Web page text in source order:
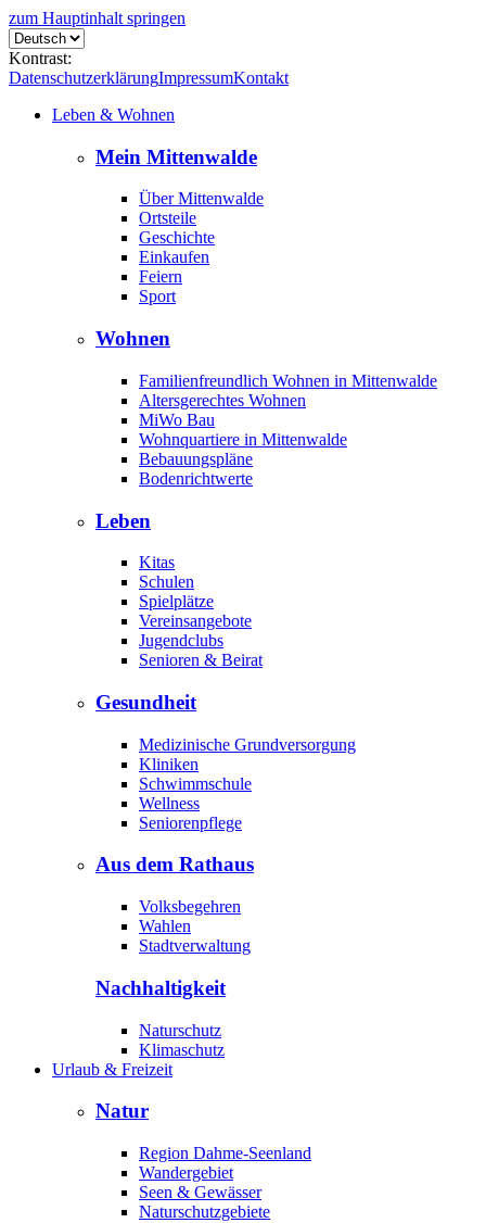
zum Hauptinhalt springen
Kontrast:
DatenschutzerklärungImpressumKontakt
Leben & Wohnen
Mein Mittenwalde
Über Mittenwalde
Ortsteile
Geschichte
Einkaufen
Feiern
Sport
Wohnen
Familienfreundlich Wohnen in Mittenwalde
Altersgerechtes Wohnen
MiWo Bau
Wohnquartiere in Mittenwalde
Bebauungspläne
Bodenrichtwerte
Leben
Kitas
Schulen
Spielplätze
Vereinsangebote
Jugendclubs
Senioren & Beirat
Gesundheit
Medizinische Grundversorgung
Kliniken
Schwimmschule
Wellness
Seniorenpflege
Aus dem Rathaus
Volksbegehren
Wahlen
Stadtverwaltung
Nachhaltigkeit
Naturschutz
Klimaschutz
Urlaub & Freizeit
Natur
Region Dahme-Seenland
Wandergebiet
Seen & Gewässer
Naturschutzgebiete